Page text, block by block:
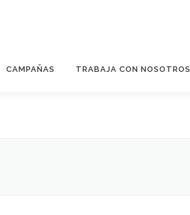
CAMPAÑAS TRABAJA CON NOSOTROS